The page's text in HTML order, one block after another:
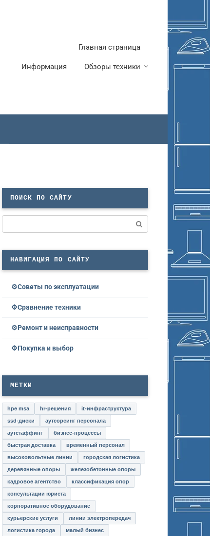
Главная страница
Информация Обзоры техники
ПОИСК ПО САЙТУ
НАВИГАЦИЯ ПО САЙТУ
Советы по эксплуатации
Сравнение техники
Ремонт и неисправности
Покупка и выбор
МЕТКИ
hpe msa hr-решения it-инфраструктура
ssd-диски аутсорсинг персонала
аутстаффинг бизнес-процессы
быстрая доставка временный персонал
высоковольтные линии городская логистика
деревянные опоры железобетонные опоры
кадровое агентство классификация опор
консультации юриста
корпоративное оборудование
курьерские услуги линии электропередач
логистика города малый бизнес